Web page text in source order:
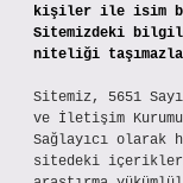
kişiler ile isim
Sitemizdeki
niteliği
Sitemiz, 5651
ve İletişim
Sağlayıcı olarak
sitedeki